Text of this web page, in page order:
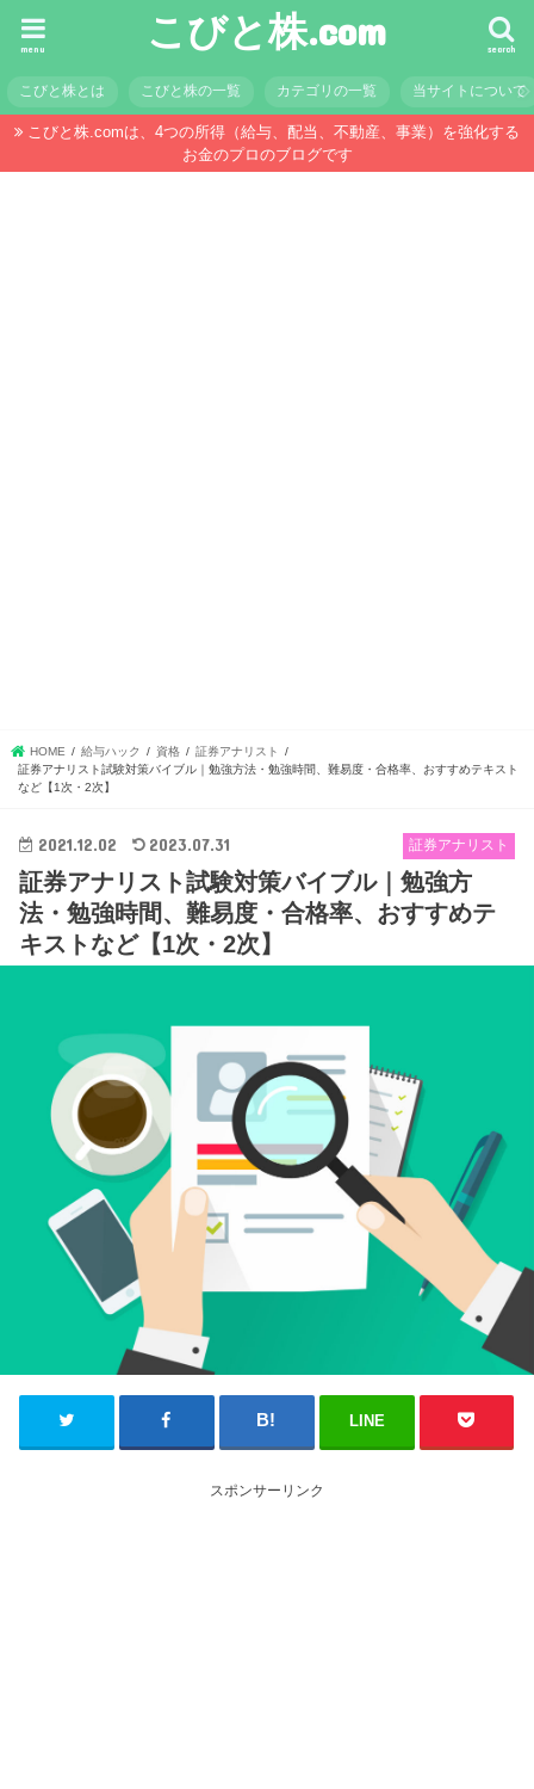
こびと株.com search
menu
こびと株とは こびと株の一覧 カテゴリの一覧 当サイトについて
こびと株.comは、4つの所得（給与、配当、不動産、事業）を強化する
お金のプロのブログです
HOME 給与ハック 資格
証券アナリスト
証券アナリスト試験対策バイブル｜勉強方法・勉強時間、難易度・合格率、おすすめテキスト
など【1次・2次】
証券アナリスト
2021.12.02 2023.07.31
証券アナリスト試験対策バイブル｜勉強方
法・勉強時間、難易度・合格率、おすすめテ
キストなど【1次・2次】
LINE
スポンサーリンク